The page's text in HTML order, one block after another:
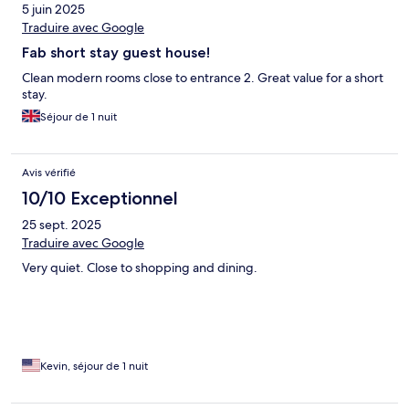
5 juin 2025
Traduire avec Google
Fab short stay guest house!
Clean modern rooms close to entrance 2. Great value for a short
stay.
Séjour de 1 nuit
Avis vérifié
10/10 Exceptionnel
25 sept. 2025
Traduire avec Google
Very quiet. Close to shopping and dining.
Kevin, séjour de 1 nuit